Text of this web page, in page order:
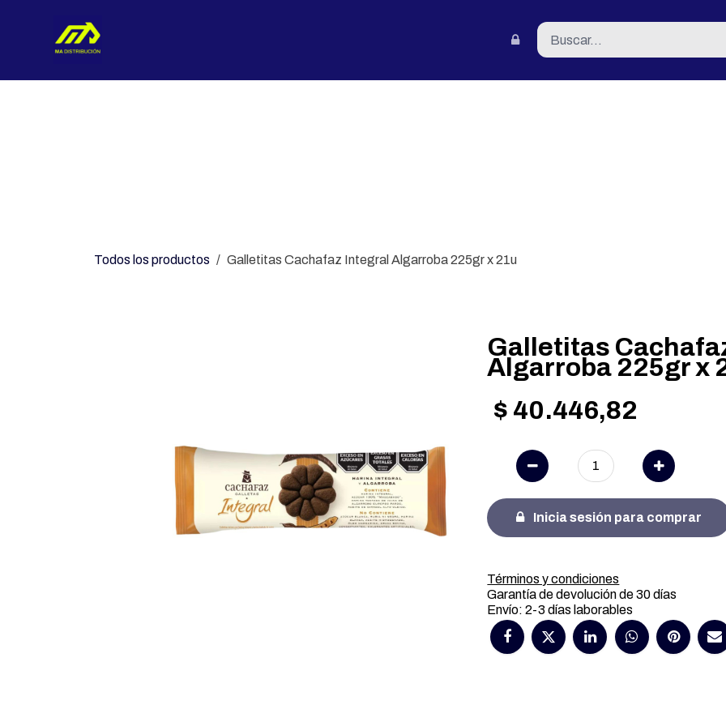
Todos los productos Galletitas Cachafaz Integral Algarroba 225gr x 21u
Galletitas
Algarroba 225gr x
$ 40.446,82
Inicia sesión para comprar
Términos y condiciones
Garantía de devolución de 30 días
Envío: 2-3 días laborables